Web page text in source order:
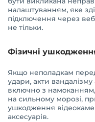
налаштуванням, яке
підключення через
не тільки.
Фізичні
Якщо неполадкам
удари, акти
включно з
на сильному морозі,
ушкодження
аксесуарів.